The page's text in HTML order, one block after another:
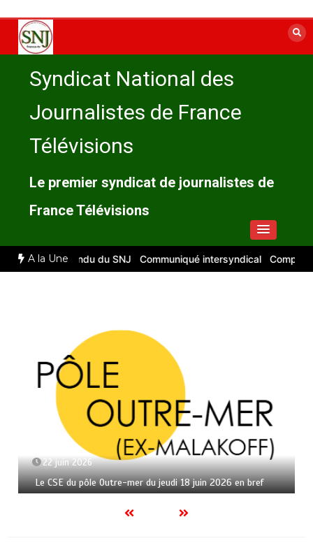
contenu
Syndicat National des
Journalistes de France
Télévisions
Le premier syndicat de journalistes de
France Télévisions
A la Une
: compte rendu du SNJ Communiqué intersyndical Compte-
22 juin 2026
Le CSE du pôle Outre-mer du jeudi 18 juin 2026 en bref